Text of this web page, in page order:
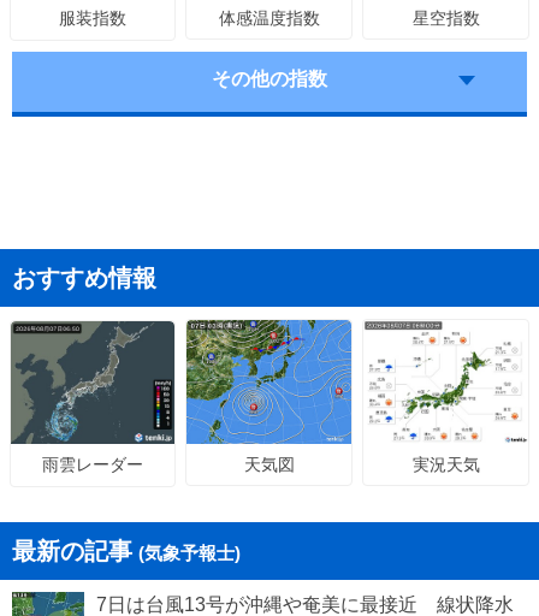
服装指数 体感温度指数 星空指数
その他の指数
おすすめ情報
雨雲レーダー 天気図 実況天気
最新の記事 (気象予報士)
7日は台風13号が沖縄や奄美に最接近 線状降水